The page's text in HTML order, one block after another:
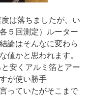
は落ちましたが、い
５回測定）ルーター
論はそんなに変わら
値かと思われます。
安くアルミ箔とアー
が使い勝手
っていたがそこまで